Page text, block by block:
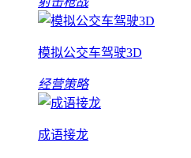
模拟公交车驾驶3D
经营策略
成语接龙